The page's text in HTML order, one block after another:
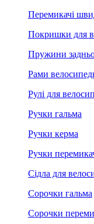
Перемикачі
Покришки для
Пружини
Рами
Рулі для
Ручки гальма
Ручки керма
Ручки
Сідла для
Сорочки гальма
Сорочки